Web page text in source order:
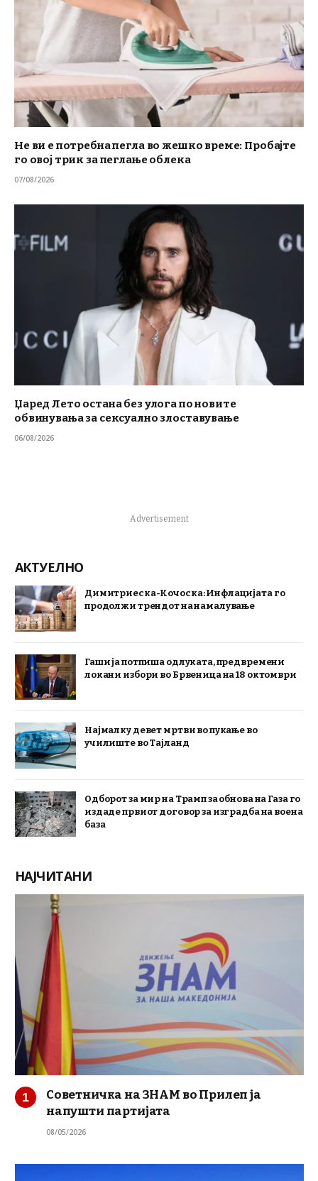
Не ви е потребна пегла во жешко време: Пробајте
го овој трик за пеглање облека
07/08/2026
Џаред Лето остана без улога по новите
обвинувања за сексуално злоставување
06/08/2026
Advertisement
АКТУЕЛНО
Димитриеска-Кочоска: Инфлацијата го
продолжи трендот на намалување
Гаши ја потпиша одлуката, предвремени
локани избори во Брвеница на 18 октомври
Најмалку девет мртви во пукање во
училиште во Тајланд
Одборот за мир на Трамп за обнова на Газа го
издаде првиот договор за изградба на воена
база
НАЈЧИТАНИ
Советничка на ЗНАМ во Прилеп ја
напушти партијата
08/05/2026